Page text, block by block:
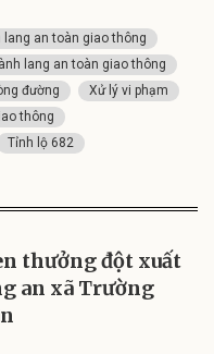
lang an toàn giao thông
lang an toàn giao thông
đường
Xử lý vi phạm
thông
Tỉnh lộ 682
thưởng đột xuất
an xã Trường